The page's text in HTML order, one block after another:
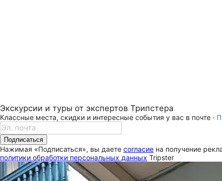
Экскурсии и туры от экспертов Трипстера
Классные места, скидки и интересные события у вас в почте ·
Подписаться
Нажимая «Подписаться», вы даете согласие на получение
политики обработки персональных данных Tripster